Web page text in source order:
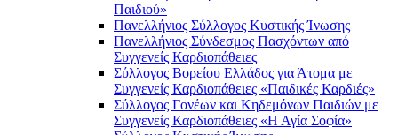
Παιδιού»
Πανελλήνιος Σύλλογος Κυστικής Ίνωσης
Πανελλήνιος Σύνδεσμος Πασχόντων από
Συγγενείς Καρδιοπάθειες
Σύλλογος Βορείου Ελλάδος για Άτομα με
Συγγενείς Καρδιοπάθειες «Παιδικές Καρδιές»
Σύλλογος Γονέων και Κηδεμόνων Παιδιών με
Συγγενείς Καρδιοπάθειες «Η Αγία Σοφία»